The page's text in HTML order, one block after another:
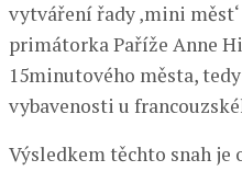
vytváření řady ‚mini
primátorka Paříže Anne
15minutového města,
vybavenosti u
Výsledkem těchto snah je